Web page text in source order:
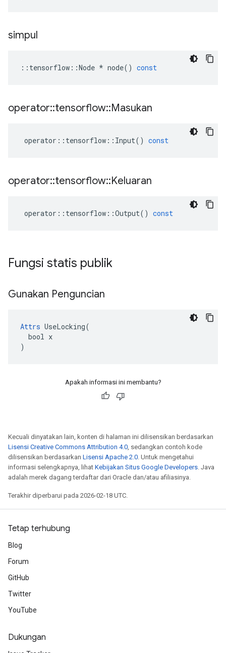
simpul
:: tensorflow ::Node * node() const
operator::tensorflow::Masukan
operator :: tensorflow :: Input() const
operator::tensorflow::Keluaran
operator :: tensorflow ::Output() const
Fungsi statis publik
Gunakan Penguncian
Attrs UseLocking(
  bool x
)
Apakah informasi ini membantu?
Kecuali dinyatakan lain, konten di halaman ini dilisensikan berdasarkan
Lisensi Creative Commons Attribution 4.0, sedangkan contoh kode
dilisensikan berdasarkan Lisensi Apache 2.0. Untuk mengetahui
informasi selengkapnya, lihat Kebijakan Situs Google Developers. Java
adalah merek dagang terdaftar dari Oracle dan/atau afiliasinya.
Terakhir diperbarui pada 2026-02-18 UTC.
Tetap terhubung
Blog
Forum
GitHub
Twitter
YouTube
Dukungan